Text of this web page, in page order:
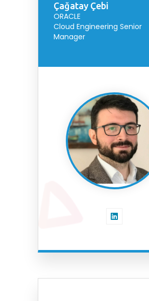
Çağatay Çebi
ORACLE
Cloud Engineering Senior
Manager